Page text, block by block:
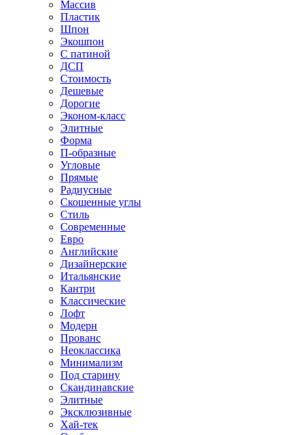
Массив
Пластик
Шпон
Экошпон
С патиной
ДСП
Стоимость
Дешевые
Дорогие
Эконом-класс
Элитные
Форма
П-образные
Угловые
Прямые
Радиусные
Скошенные углы
Стиль
Современные
Евро
Английские
Дизайнерские
Итальянские
Кантри
Классические
Лофт
Модерн
Прованс
Неоклассика
Минимализм
Под старину
Скандинавские
Элитные
Эксклюзивные
Хай-тек